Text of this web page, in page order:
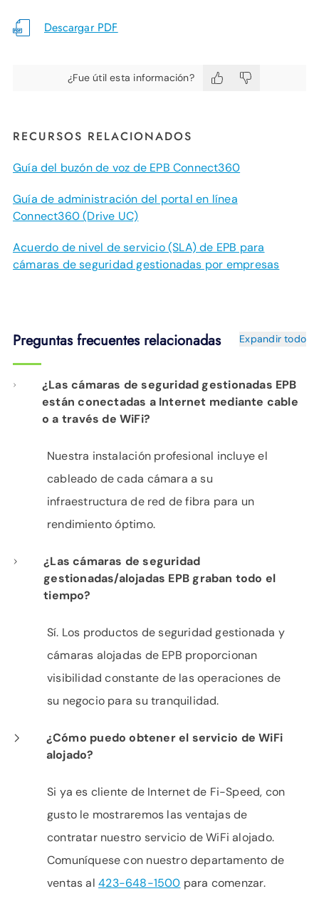
Descargar PDF
¿Fue útil esta información?
RECURSOS RELACIONADOS
Guía del buzón de voz de EPB Connect360
Guía de administración del portal en línea
Connect360 (Drive UC)
Acuerdo de nivel de servicio (SLA) de EPB para
cámaras de seguridad gestionadas por empresas
Preguntas frecuentes relacionadas Expandir todo
¿Las cámaras de seguridad gestionadas EPB
están conectadas a Internet mediante cable
o a través de WiFi?
Nuestra instalación profesional incluye el
cableado de cada cámara a su
infraestructura de red de fibra para un
rendimiento óptimo.
¿Las cámaras de seguridad
gestionadas/alojadas EPB graban todo el
tiempo?
Sí. Los productos de seguridad gestionada y
cámaras alojadas de EPB proporcionan
visibilidad constante de las operaciones de
su negocio para su tranquilidad.
¿Cómo puedo obtener el servicio de WiFi
alojado?
Si ya es cliente de Internet de Fi-Speed, con
gusto le mostraremos las ventajas de
contratar nuestro servicio de WiFi alojado.
Comuníquese con nuestro departamento de
ventas al423-648-1500 para comenzar.